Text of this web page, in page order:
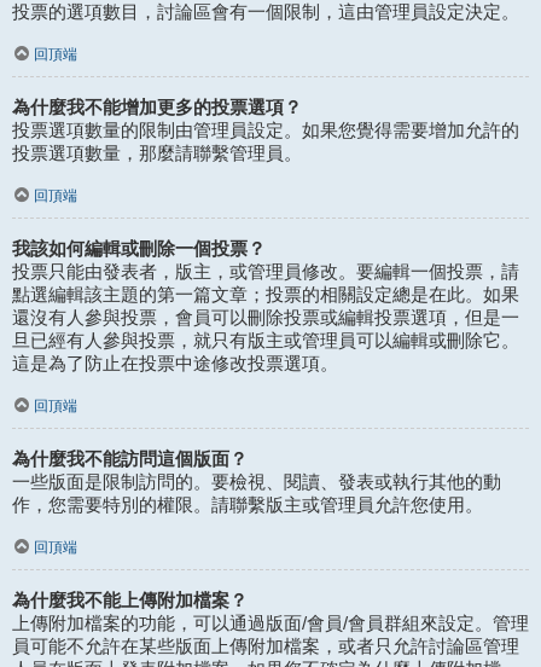
投票的選項數目，討論區會有一個限制，這由管理員設定決定。
回頂端
為什麼我不能增加更多的投票選項？
投票選項數量的限制由管理員設定。如果您覺得需要增加允許的
投票選項數量，那麼請聯繫管理員。
回頂端
我該如何編輯或刪除一個投票？
投票只能由發表者，版主，或管理員修改。要編輯一個投票，請
點選編輯該主題的第一篇文章；投票的相關設定總是在此。如果
還沒有人參與投票，會員可以刪除投票或編輯投票選項，但是一
旦已經有人參與投票，就只有版主或管理員可以編輯或刪除它。
這是為了防止在投票中途修改投票選項。
回頂端
為什麼我不能訪問這個版面？
一些版面是限制訪問的。要檢視、閱讀、發表或執行其他的動
作，您需要特別的權限。請聯繫版主或管理員允許您使用。
回頂端
為什麼我不能上傳附加檔案？
上傳附加檔案的功能，可以通過版面/會員/會員群組來設定。管理
員可能不允許在某些版面上傳附加檔案，或者只允許討論區管理